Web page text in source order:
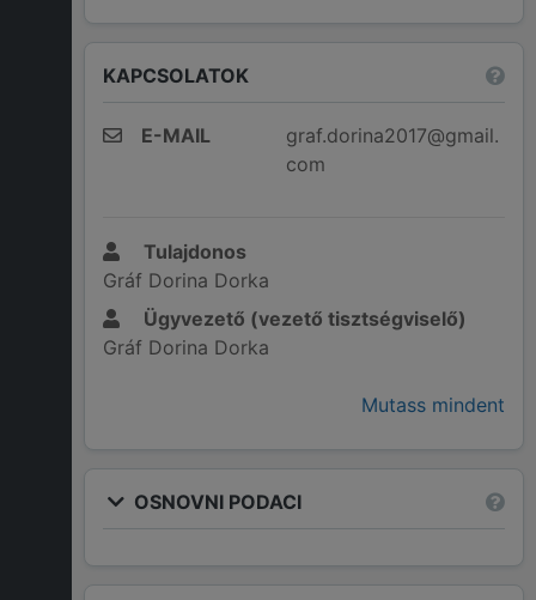
KAPCSOLATOK
E-MAIL
graf.dorina2017@gmail.
com
Tulajdonos
Gráf Dorina Dorka
Ügyvezető (vezető tisztségviselő)
Gráf Dorina Dorka
Mutass mindent
OSNOVNI PODACI